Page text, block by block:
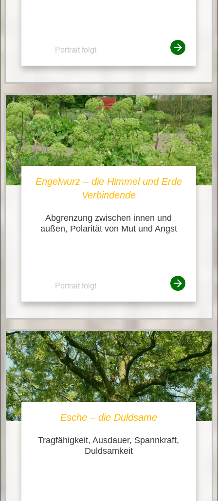
Portrait folgt
Engelwurz – die Himmel und Erde
Verbindende
Abgrenzung zwischen innen und
außen, Polarität von Mut und Angst
Portrait folgt
Esche – die Duldsame
Tragfähigkeit, Ausdauer, Spannkraft,
Duldsamkeit